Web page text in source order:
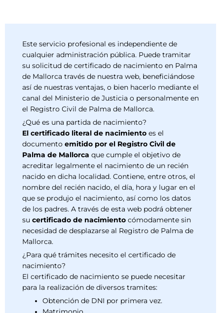
Este servicio profesional es independiente de
cualquier administración pública. Puede tramitar
su solicitud de certificado de nacimiento en Palma
de Mallorca través de nuestra web, beneficiándose
así de nuestras ventajas, o bien hacerlo mediante el
canal del Ministerio de Justicia o personalmente en
el Registro Civil de Palma de Mallorca.
¿Qué es una partida de nacimiento?
El certificado literal de nacimiento es el
documento emitido por el Registro Civil de
Palma de Mallorca que cumple el objetivo de
acreditar legalmente el nacimiento de un recién
nacido en dicha localidad. Contiene, entre otros, el
nombre del recién nacido, el día, hora y lugar en el
que se produjo el nacimiento, así como los datos
de los padres. A través de esta web podrá obtener
su certificado de nacimiento cómodamente sin
necesidad de desplazarse al Registro de Palma de
Mallorca.
¿Para qué trámites necesito el certificado de
nacimiento?
El certificado de nacimiento se puede necesitar
para la realización de diversos tramites:
Obtención de DNI por primera vez.